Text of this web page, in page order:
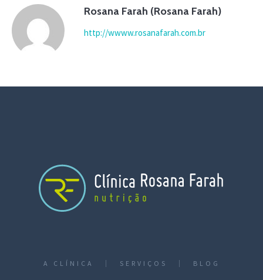
Rosana Farah (Rosana Farah)
http://wwww.rosanafarah.com.br
A CLÍNICA SERVIÇOS BLOG